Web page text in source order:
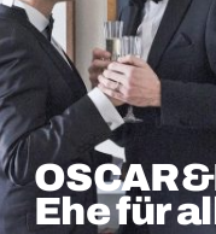
Ehe für